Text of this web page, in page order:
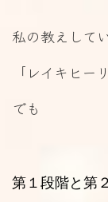
私の教えして
「レイキヒー
でも
第１段階と第